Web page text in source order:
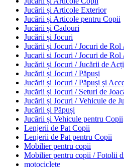
Jucării și Articole Exterior
Jucării și Articole pentru Copii
Jucării și Cadouri
Jucării și Jocuri
Jucării și Jocuri / Jocuri de
Jucarii si Jocuri / Jocuri de Rol
Jucării și Jocuri / Jucării de
Jucării și Jocuri / Păpuși
Jucării și Jocuri / Păpuși și
Jucării și Jocuri / Seturi de
Jucării și Jocuri / Vehicule de
Jucării și Păpuși
Jucării și Vehicule pentru Copii
Lenjerii de Pat Copii
Lenjerii de Pat pentru Copii
Mobilier pentru copii
Mobilier pentru copii / Fotolii
motociclete